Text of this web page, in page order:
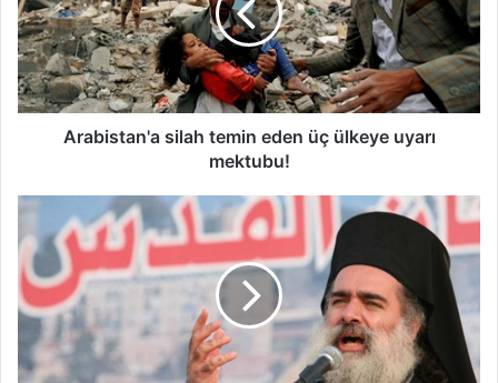
Arabistan'a silah temin eden üç ülkeye uyarı
mektubu!